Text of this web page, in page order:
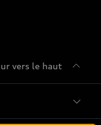
vers le haut